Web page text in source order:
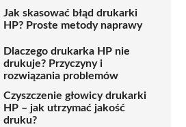
Jak skasować błąd drukarki
HP? Proste metody naprawy
Dlaczego drukarka HP nie
drukuje? Przyczyny i
rozwiązania problemów
Czyszczenie głowicy drukarki
HP – jak utrzymać jakość
druku?